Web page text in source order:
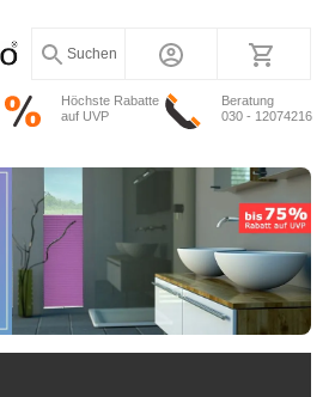
Höchste Rabatte
auf UVP
Beratung
030 - 12074216
Suchen